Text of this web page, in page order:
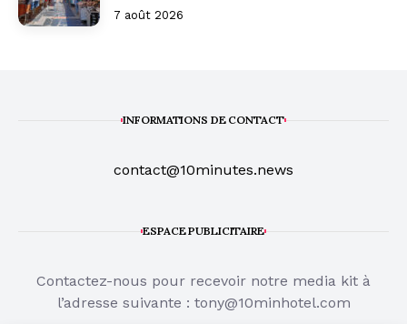
7 août 2026
INFORMATIONS DE CONTACT
contact@10minutes.news
ESPACE PUBLICITAIRE
Contactez-nous pour recevoir notre media kit à
l’adresse suivante : tony@10minhotel.com